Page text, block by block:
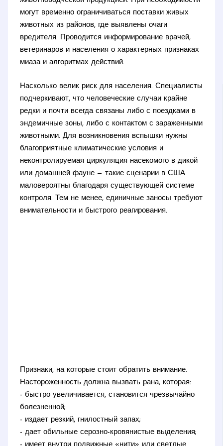
могут временно ограничиваться поставки живых
животных из районов, где выявлены очаги
вредителя. Проводится информирование врачей,
ветеринаров и населения о характерных признаках
миаза и алгоритмах действий.
Насколько велик риск для населения. Специалисты
подчеркивают, что человеческие случаи крайне
редки и почти всегда связаны либо с поездками в
эндемичные зоны, либо с контактом с зараженными
животными. Для возникновения вспышки нужны
благоприятные климатические условия и
неконтролируемая циркуляция насекомого в дикой
или домашней фауне — такие сценарии в США
маловероятны благодаря существующей системе
контроля. Тем не менее, единичные заносы требуют
внимательности и быстрого реагирования.
Признаки, на которые стоит обратить внимание.
Настороженность должна вызвать рана, которая:
- быстро увеличивается, становится чрезвычайно
болезненной;
- издает резкий, гнилостный запах;
- дает обильные серозно-кровянистые выделения;
- имеет внутри подвижные «нити» или светлые